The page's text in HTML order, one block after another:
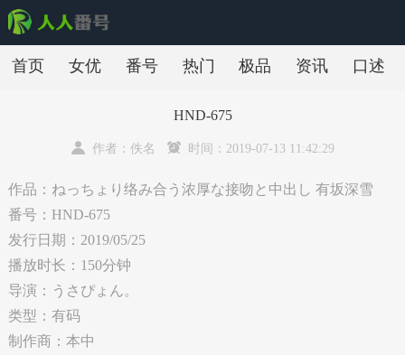
首页 女优 番号 热门 极品 资讯 口述
HND-675
作者：佚名 时间：2019-07-13 11:42:29
作品：ねっちょり络み合う浓厚な接吻と中出し 有坂深雪
番号：HND-675
发行日期：2019/05/25
播放时长：150分钟
导演：うさぴょん。
类型：有码
制作商：本中